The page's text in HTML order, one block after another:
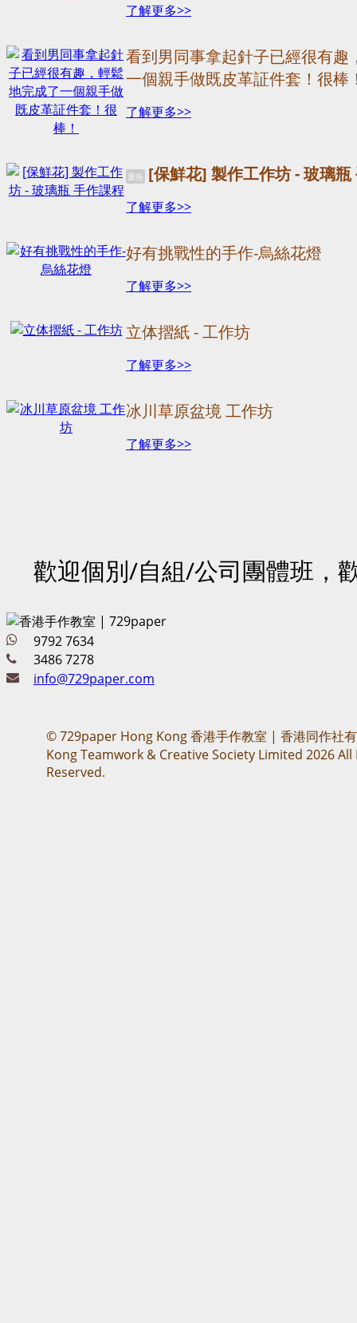
了解更多>>
看到男同事拿起針子已經很有趣
一個親手做既皮革証件套！很棒
了解更多>>
廣告 [保鮮花] 製作工作坊 - 玻璃瓶
了解更多>>
好有挑戰性的手作-烏絲花燈
了解更多>>
立体摺紙 - 工作坊
了解更多>>
冰川草原盆境 工作坊
了解更多>>
歡迎個別/自組/公司團體班，
9792 7634
3486 7278
info@729paper.com
© 729paper Hong Kong 香港手作教室 | 香港同作社
Kong Teamwork & Creative Society Limited 2026 All
Reserved.